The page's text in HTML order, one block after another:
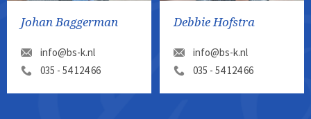
Johan Baggerman
info@bs-k.nl
035 - 54 124 66
Debbie Hofstra
info@bs-k.nl
035 - 54 124 66